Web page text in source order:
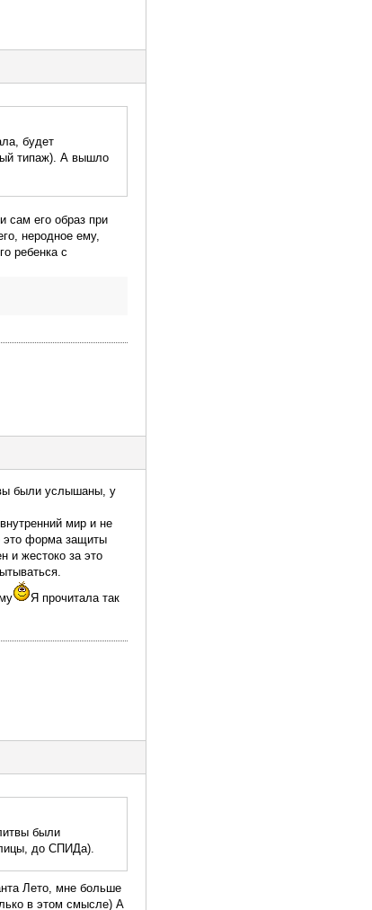
будет
типаж). А вышло
сам его образ при
неродное ему,
ребенка с
были услышаны, у
мир и не
это форма защиты
и жестоко за это
Я прочитала так
были
до СПИДа).
Лето, мне больше
в этом смысле) А